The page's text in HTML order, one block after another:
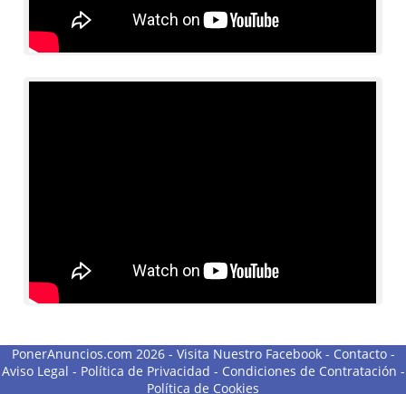
PonerAnuncios.com 2026 - Visita Nuestro Facebook- Contacto-
Aviso Legal - Política de Privacidad - Condiciones de Contratación -
Política de Cookies